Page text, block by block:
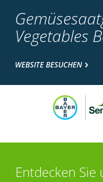
Vegetables
WEBSITE BESUCHEN
Entdecken Sie